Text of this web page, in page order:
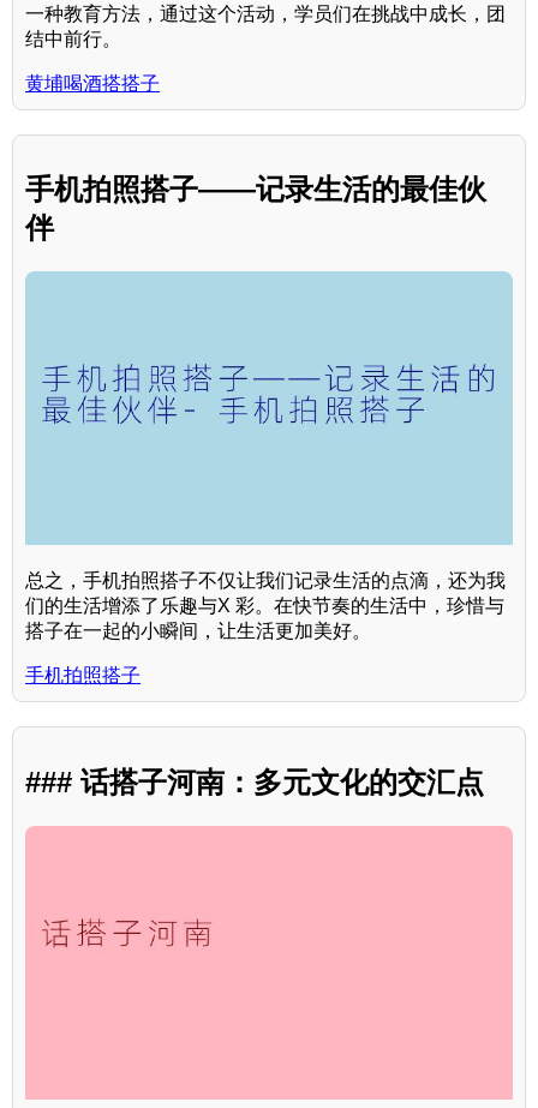
一种教育方法，通过这个活动，学员们在挑战中成长，团
结中前行。
黄埔喝酒搭搭子
手机拍照搭子——记录生活的最佳伙
伴
总之，手机拍照搭子不仅让我们记录生活的点滴，还为我
们的生活增添了乐趣与X 彩。在快节奏的生活中，珍惜与
搭子在一起的小瞬间，让生活更加美好。
手机拍照搭子
### 话搭子河南：多元文化的交汇点